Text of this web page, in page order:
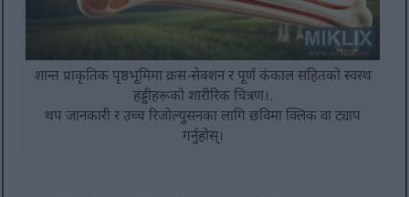
शान्त प्राकृतिक पृष्ठभूमिमा क्रस-सेक्शन र पूर्ण कंकाल सहितको स्वस्थ
हड्डीहरूको शारीरिक चित्रण।.
थप जानकारी र उच्च रिजोल्युसनका लागि छविमा क्लिक वा ट्याप
गर्नुहोस्।